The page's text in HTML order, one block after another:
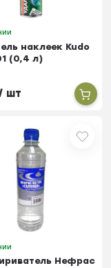
наклеек Kudo
(0,4 л)
шт
Нефрас